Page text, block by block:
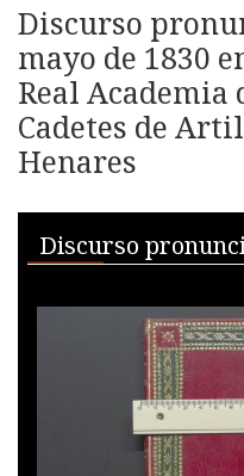
Discurso
mayo de 1830
Real Academia
Cadetes de
Henares
Media